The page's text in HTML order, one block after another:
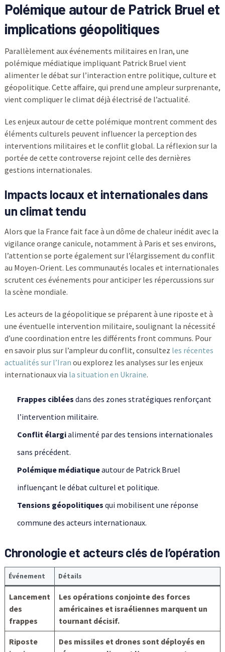
Polémique autour de Patrick Bruel et
implications géopolitiques
Parallèlement aux événements militaires en Iran, une
polémique médiatique impliquant Patrick Bruel vient
alimenter le débat sur l’interaction entre politique, culture et
géopolitique. Cette affaire, qui prend une ampleur surprenante,
vient compliquer le climat déjà électrisé de l’actualité.
Les enjeux autour de cette polémique montrent comment des
éléments culturels peuvent influencer la perception des
interventions militaires et le conflit global. La réflexion sur la
portée de cette controverse rejoint celle des dernières
gestions internationales.
Impacts locaux et internationales dans
un climat tendu
Alors que la France fait face à un dôme de chaleur inédit avec la
vigilance orange canicule, notamment à Paris et ses environs,
l’attention se porte également sur l’élargissement du conflit
au Moyen-Orient. Les communautés locales et internationales
scrutent ces événements pour anticiper les répercussions sur
la scène mondiale.
Les acteurs de la géopolitique se préparent à une riposte et à
une éventuelle intervention militaire, soulignant la nécessité
d’une coordination entre les différents front communs. Pour
en savoir plus sur l’ampleur du conflit, consultez les récentes
actualités sur l’Iran ou explorez les analyses sur les enjeux
internationaux via la situation en Ukraine.
Frappes ciblées dans des zones stratégiques renforçant
l’intervention militaire.
Conflit élargialimenté par des tensions internationales
sans précédent.
Polémique médiatiqueautour de Patrick Bruel
influençant le débat culturel et politique.
Tensions géopolitiques qui mobilisent une réponse
commune des acteurs internationaux.
Chronologie et acteurs clés de l’opération
Événement Détails
Lancement
des
frappes
Les opérations conjointe des forces
américaines et israéliennes marquent un
tournant décisif.
Riposte
Des missiles et drones sont déployés en